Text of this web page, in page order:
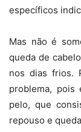
específicos
Mas não é
queda de
nos dias frios.
problema,
pelo, que
repouso e